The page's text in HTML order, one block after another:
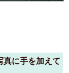
真に手を加えて